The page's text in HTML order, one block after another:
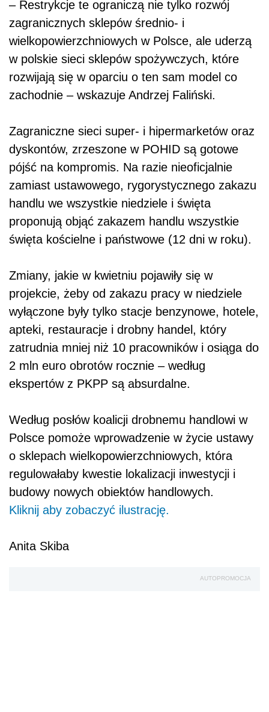
– Restrykcje te ograniczą nie tylko rozwój
zagranicznych sklepów średnio- i
wielkopowierzchniowych w Polsce, ale uderzą
w polskie sieci sklepów spożywczych, które
rozwijają się w oparciu o ten sam model co
zachodnie – wskazuje Andrzej Faliński.
Zagraniczne sieci super- i hipermarketów oraz
dyskontów, zrzeszone w POHID są gotowe
pójść na kompromis. Na razie nieoficjalnie
zamiast ustawowego, rygorystycznego zakazu
handlu we wszystkie niedziele i święta
proponują objąć zakazem handlu wszystkie
święta kościelne i państwowe (12 dni w roku).
Zmiany, jakie w kwietniu pojawiły się w
projekcie, żeby od zakazu pracy w niedziele
wyłączone były tylko stacje benzynowe, hotele,
apteki, restauracje i drobny handel, który
zatrudnia mniej niż 10 pracowników i osiąga do
2 mln euro obrotów rocznie – według
ekspertów z PKPP są absurdalne.
Według posłów koalicji drobnemu handlowi w
Polsce pomoże wprowadzenie w życie ustawy
o sklepach wielkopowierzchniowych, która
regulowałaby kwestie lokalizacji inwestycji i
budowy nowych obiektów handlowych.
Kliknij aby zobaczyć ilustrację.
Anita Skiba
AUTOPROMOCJA